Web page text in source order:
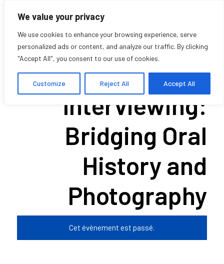
We value your privacy
We use cookies to enhance your browsing experience, serve
personalized ads or content, and analyze our traffic. By clicking
"Accept All", you consent to our use of cookies.
Customize Reject All Accept All
Photo-
Interviewing:
Bridging Oral
History and
Photography
Cet évènement est passé.